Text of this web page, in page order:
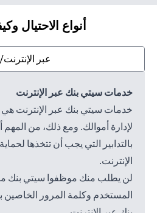
أنواع الاحتيال
عبر
خدمات سيتي بنك عبر الإنترنت
خدمات سيتي بنك عبر الإنترنت
لإدارة أموالك. ومع ذلك، من
بالتدابير التي يجب أن تتخذها
الإنترنت.
لن يطلب منك موظفوا سيتي بنك
المستخدم وكلمة المرور